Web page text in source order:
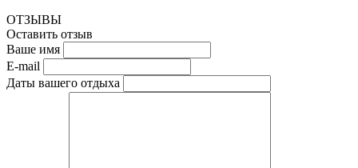
ОТЗЫВЫ
Оставить отзыв
Ваше имя
E-mail
Даты вашего отдыха